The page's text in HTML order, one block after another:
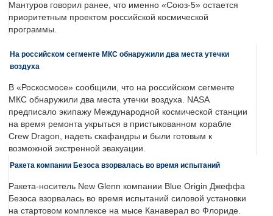
Мантуров говорил ранее, что именно «Союз-5» остается
приоритетным проектом российской космической
программы.
На российском сегменте МКС обнаружили два места утечки
воздуха
В «Роскосмосе» сообщили, что на российском сегменте
МКС обнаружили два места утечки воздуха. NASA
предписало экипажу Международной космической станции
на время ремонта укрыться в пристыкованном корабле
Crew Dragon, надеть скафандры и были готовым к
возможной экстренной эвакуации.
Ракета компании Безоса взорвалась во время испытаний
Ракета-носитель New Glenn компании Blue Origin Джеффа
Безоса взорвалась во время испытаний силовой установки
на стартовом комплексе на мысе Канаверал во Флориде.